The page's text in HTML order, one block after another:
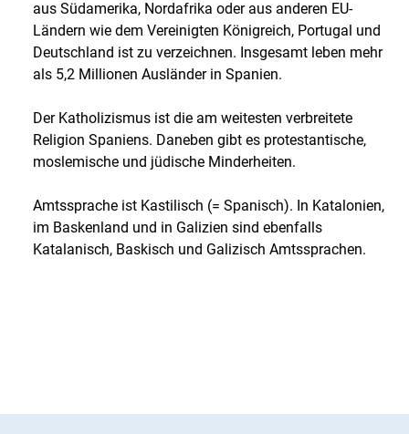
aus Südamerika, Nordafrika oder aus anderen EU-
Ländern wie dem Vereinigten Königreich, Portugal und
Deutschland ist zu verzeichnen. Insgesamt leben mehr
als 5,2 Millionen Ausländer in Spanien.
Der Katholizismus ist die am weitesten verbreitete
Religion Spaniens. Daneben gibt es protestantische,
moslemische und jüdische Minderheiten.
Amtssprache ist Kastilisch (= Spanisch). In Katalonien,
im Baskenland und in Galizien sind ebenfalls
Katalanisch, Baskisch und Galizisch Amtssprachen.